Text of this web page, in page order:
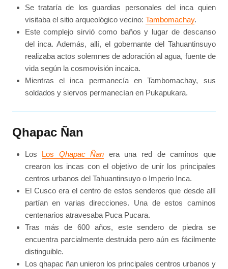
Se trataría de los guardias personales del inca quien
visitaba el sitio arqueológico vecino: Tambomachay.
Este complejo sirvió como baños y lugar de descanso
del inca. Además, allí, el gobernante del Tahuantinsuyo
realizaba actos solemnes de adoración al agua, fuente de
vida según la cosmovisión incaica.
Mientras el inca permanecía en Tambomachay, sus
soldados y siervos permanecían en Pukapukara.
Qhapac Ñan
Los Los Qhapac Ñan era una red de caminos que
crearon los incas con el objetivo de unir los principales
centros urbanos del Tahuantinsuyo o Imperio Inca.
El Cusco era el centro de estos senderos que desde allí
partían en varias direcciones. Una de estos caminos
centenarios atravesaba Puca Pucara.
Tras más de 600 años, este sendero de piedra se
encuentra parcialmente destruida pero aún es fácilmente
distinguible.
Los qhapac ñan unieron los principales centros urbanos y